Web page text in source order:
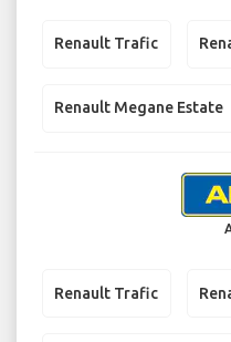
Renault Trafic
Renault Megane Estate
Renault Trafic